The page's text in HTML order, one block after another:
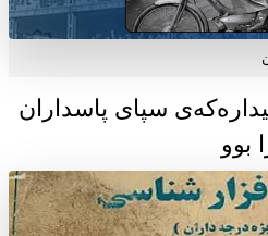
سپای پاسداران
بوو